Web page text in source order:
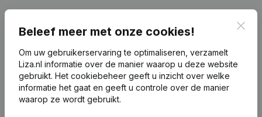
Holding
2023 2022 2021 2020
Eigen
15.670
Beleef meer met onze cookies!
Om uw gebruikerservaring te optimaliseren, verzamelt
Liza.nl informatie over de manier waarop u deze website
gebruikt. Het cookiebeheer geeft u inzicht over welke
informatie het gaat en geeft u controle over de manier
waarop ze wordt gebruikt.